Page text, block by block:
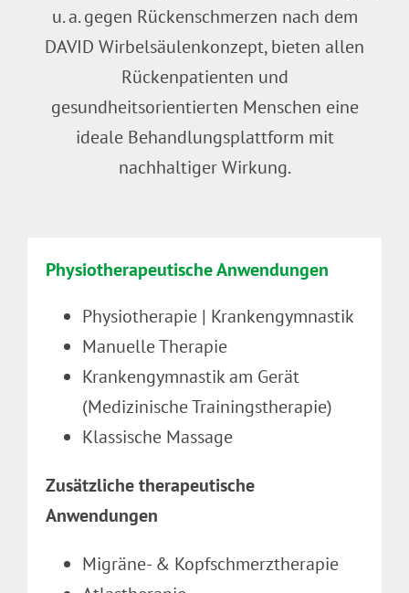
u. a. gegen Rückenschmerzen nach dem
DAVID Wirbelsäulenkonzept, bieten allen
Rückenpatienten und
gesundheitsorientierten Menschen eine
ideale Behandlungsplattform mit
nachhaltiger Wirkung.
Physiotherapeutische Anwendungen
Physiotherapie | Krankengymnastik
Manuelle Therapie
Krankengymnastik am Gerät
(Medizinische Trainingstherapie)
Klassische Massage
Zusätzliche therapeutische
Anwendungen
Migräne- & Kopfschmerztherapie